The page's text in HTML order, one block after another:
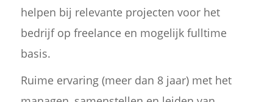
helpen bij relevante projecten voor het
bedrijf op freelance en mogelijk fulltime
basis.
Ruime ervaring (meer dan 8 jaar) met het